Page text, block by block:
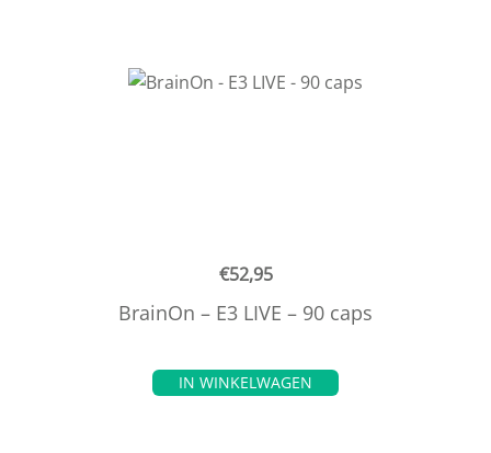
€52,95
BrainOn – E3 LIVE – 90 caps
IN WINKELWAGEN